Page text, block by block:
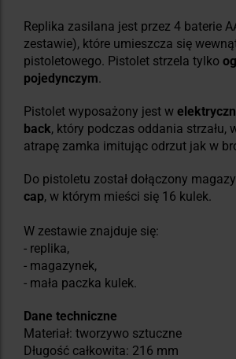
Replika zasilana jest przez 4 baterie
zestawie), które umieszcza się
pistoletowego. Pistolet strzela tylko
pojedynczym.
Pistolet wyposażony jest w
back, który podczas oddania strzału,
atrapę zamka imitując odrzut jak w
Do pistoletu został dołączony
cap, w którym mieści się 16 kulek.
W zestawie znajduje się:
- replika,
- magazynek,
- mała paczka kulek.
Dane techniczne
Materiał: tworzywo sztuczne
Długość całkowita: 216 mm